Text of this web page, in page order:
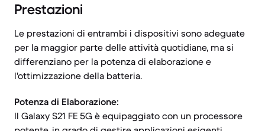
Prestazioni
Le prestazioni di entrambi i dispositivi sono adeguate
per la maggior parte delle attività quotidiane, ma si
differenziano per la potenza di elaborazione e
l'ottimizzazione della batteria.
Potenza di Elaborazione:
Il Galaxy S21 FE 5G è equipaggiato con un processore